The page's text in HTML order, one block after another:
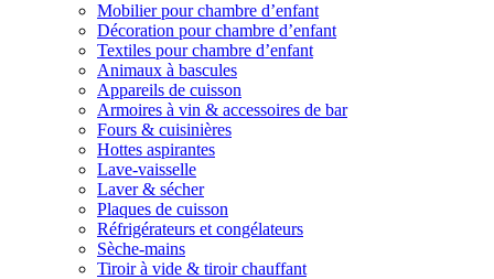
Mobilier pour chambre d’enfant
Décoration pour chambre d’enfant
Textiles pour chambre d’enfant
Animaux à bascules
Appareils de cuisson
Armoires à vin & accessoires de bar
Fours & cuisinières
Hottes aspirantes
Lave-vaisselle
Laver & sécher
Plaques de cuisson
Réfrigérateurs et congélateurs
Sèche-mains
Tiroir à vide & tiroir chauffant